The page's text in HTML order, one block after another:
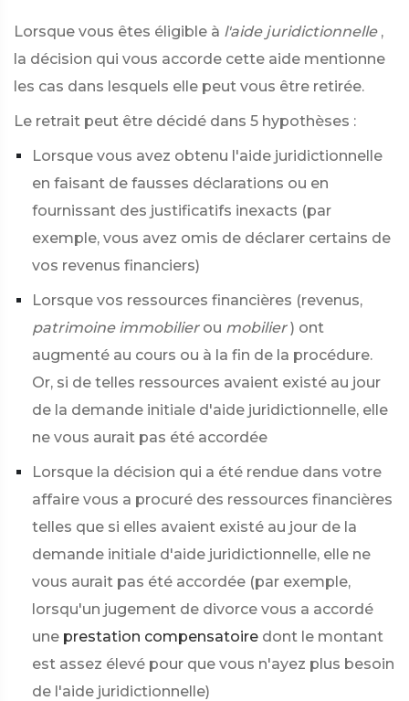
Lorsque vous êtes éligible à l'aide juridictionnelle ,
la décision qui vous accorde cette aide mentionne
les cas dans lesquels elle peut vous être retirée.
Le retrait peut être décidé dans 5 hypothèses :
Lorsque vous avez obtenu l'aide juridictionnelle
en faisant de fausses déclarations ou en
fournissant des justificatifs inexacts (par
exemple, vous avez omis de déclarer certains de
vos revenus financiers)
Lorsque vos ressources financières (revenus,
patrimoine immobilier ou mobilier ) ont
augmenté au cours ou à la fin de la procédure.
Or, si de telles ressources avaient existé au jour
de la demande initiale d'aide juridictionnelle, elle
ne vous aurait pas été accordée
Lorsque la décision qui a été rendue dans votre
affaire vous a procuré des ressources financières
telles que si elles avaient existé au jour de la
demande initiale d'aide juridictionnelle, elle ne
vous aurait pas été accordée (par exemple,
lorsqu'un jugement de divorce vous a accordé
une prestation compensatoire dont le montant
est assez élevé pour que vous n'ayez plus besoin
de l'aide juridictionnelle)